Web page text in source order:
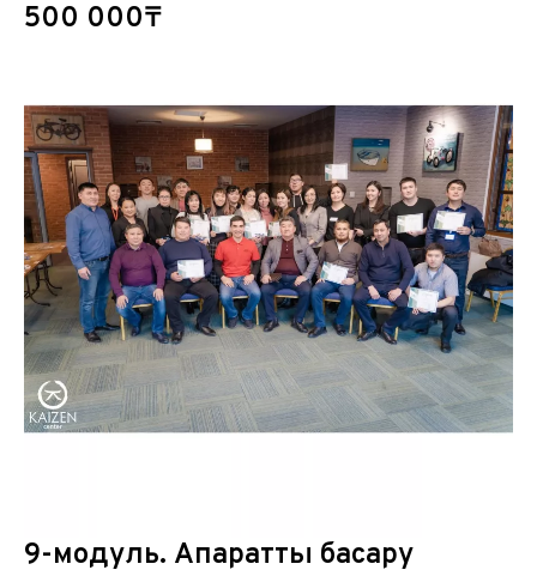
500 000₸
9-модуль. Ақпаратты басқару